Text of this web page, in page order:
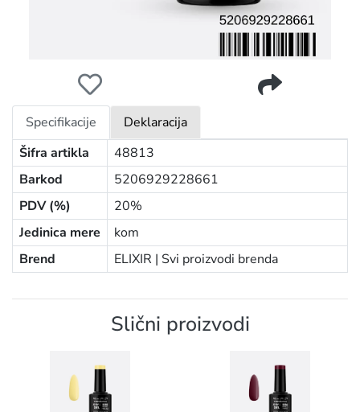
Specifikacije
Deklaracija
Šifra artikla
48813
Barkod
5206929228661
PDV (%)
20%
Jedinica mere
kom
Brend
ELIXIR | Svi proizvodi brenda
Slični proizvodi